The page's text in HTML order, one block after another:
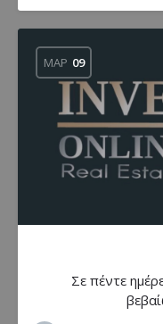
ΜΑΡ 09
Σε πέντε